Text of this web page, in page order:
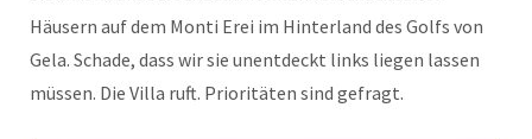
Häusern auf dem Monti Erei im Hinterland des Golfs von
Gela. Schade, dass wir sie unentdeckt links liegen lassen
müssen. Die Villa ruft. Prioritäten sind gefragt.